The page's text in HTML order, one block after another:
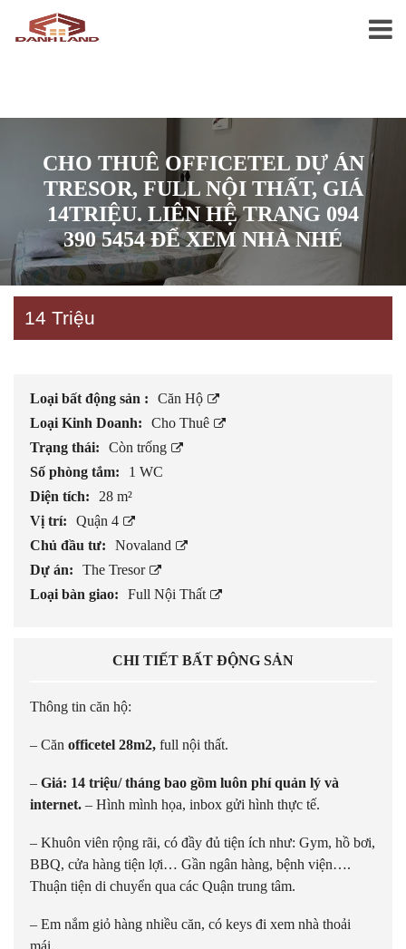
CHO THUÊ OFFICETEL DỰ ÁN
TRESOR, FULL NỘI THẤT, GIÁ
14TRIỆU. LIÊN HỆ TRANG 094
390 5454 ĐỂ XEM NHÀ NHÉ
14 Triệu
Loại bất động sản :
Căn Hộ
Loại Kinh Doanh:
Cho Thuê
Trạng thái:
Còn trống
Số phòng tắm:
1 WC
Diện tích:
28 m²
Vị trí:
Quận 4
Chủ đầu tư:
Novaland
Dự án:
The Tresor
Loại bàn giao:
Full Nội Thất
CHI TIẾT BẤT ĐỘNG SẢN
Thông tin căn hộ:
– Căn officetel 28m2, full nội thất.
– Giá: 14 triệu/ tháng bao gồm luôn phí quản lý và
internet. – Hình mình họa, inbox gửi hình thực tế.
– Khuôn viên rộng rãi, có đầy đủ tiện ích như: Gym, hồ bơi,
BBQ, cửa hàng tiện lợi… Gần ngân hàng, bệnh viện….
Thuận tiện di chuyển qua các Quận trung tâm.
– Em nắm giỏ hàng nhiều căn, có keys đi xem nhà thoải
mái.